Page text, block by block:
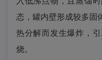
态，罐内壁形成较多固
热分解而发生爆炸，
烧。